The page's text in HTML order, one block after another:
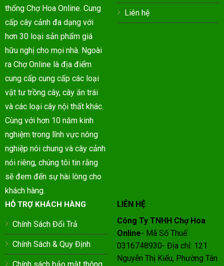
thống Chợ Hoa Online. Cung
cấp cây cảnh đa dạng với
hơn 30 loại sản phẩm giá
hữu nghị cho mọi nhà. Ngoài
ra Chợ Online là địa điểm
cung cấp cung cấp các loại
vật tư trồng cây, cây ăn trái
và các loại cây nội thất khác.
Cùng với hơn 10 năm kinh
nghiệm trong lĩnh vực nông
nghiệp nói chung và cây cảnh
nói riêng, chúng tôi tin rằng
sẽ đem đến sự hài lòng cho
khách hàng.
Liên hệ
HỖ TRỢ KHÁCH HÀNG
Chính Sách Đổi Trả
Chính Sách & Quy Định
LIÊN HỆ
Công Ty TNHH Chợ Hoa
Online- Mã Số Thuế:
0316748930- Địa chỉ: 121
Nguyễn Thị Kiểu, Phường Tân